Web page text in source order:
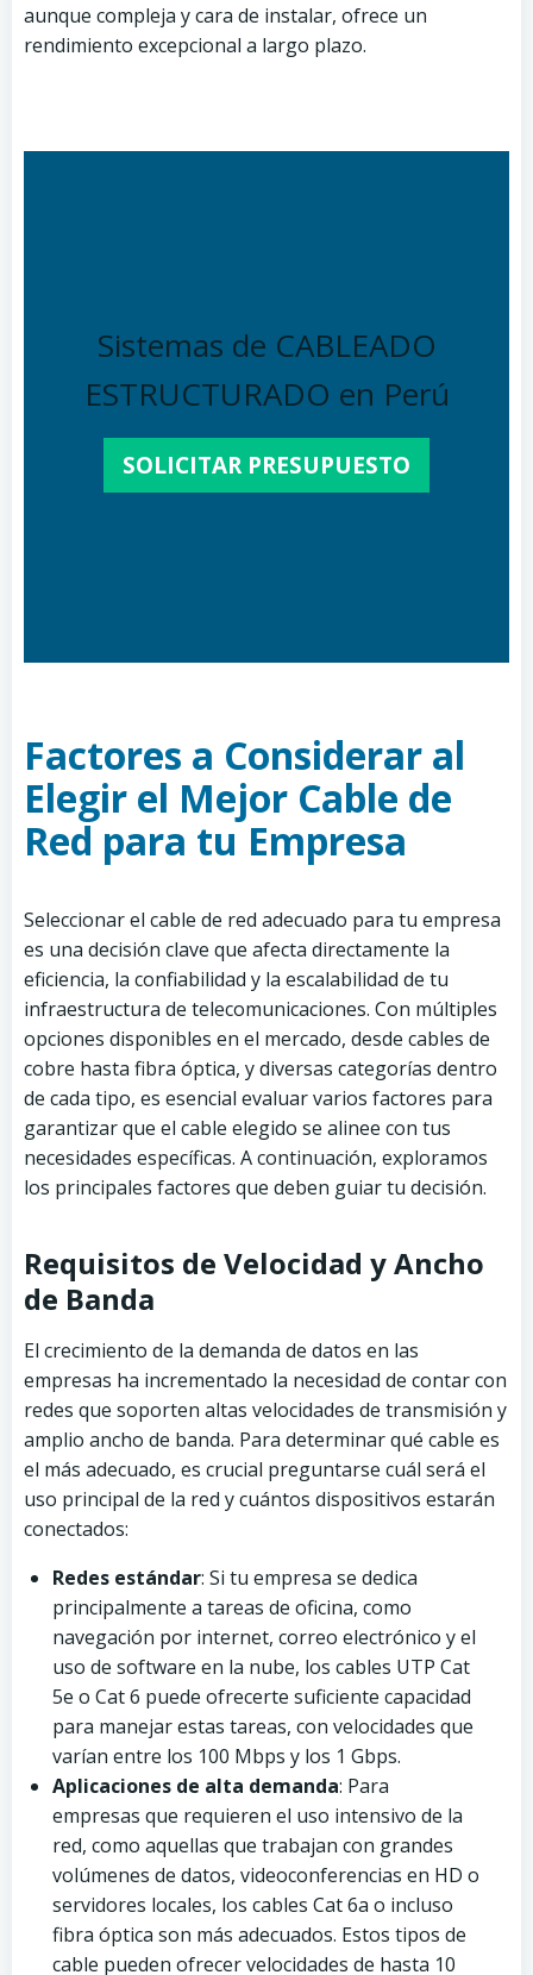
aunque compleja y cara de instalar, ofrece un
rendimiento excepcional a largo plazo.
Sistemas de CABLEADO
ESTRUCTURADO en Perú
SOLICITAR PRESUPUESTO
Factores a Considerar al
Elegir el Mejor Cable de
Red para tu Empresa
Seleccionar el cable de red adecuado para tu empresa
es una decisión clave que afecta directamente la
eficiencia, la confiabilidad y la escalabilidad de tu
infraestructura de telecomunicaciones. Con múltiples
opciones disponibles en el mercado, desde cables de
cobre hasta fibra óptica, y diversas categorías dentro
de cada tipo, es esencial evaluar varios factores para
garantizar que el cable elegido se alinee con tus
necesidades específicas. A continuación, exploramos
los principales factores que deben guiar tu decisión.
Requisitos de Velocidad y Ancho
de Banda
El crecimiento de la demanda de datos en las
empresas ha incrementado la necesidad de contar con
redes que soporten altas velocidades de transmisión y
amplio ancho de banda. Para determinar qué cable es
el más adecuado, es crucial preguntarse cuál será el
uso principal de la red y cuántos dispositivos estarán
conectados:
Redes estándar: Si tu empresa se dedica
principalmente a tareas de oficina, como
navegación por internet, correo electrónico y el
uso de software en la nube, los cables UTP Cat
5e o Cat 6 puede ofrecerte suficiente capacidad
para manejar estas tareas, con velocidades que
varían entre los 100 Mbps y los 1 Gbps.
Aplicaciones de alta demanda: Para
empresas que requieren el uso intensivo de la
red, como aquellas que trabajan con grandes
volúmenes de datos, videoconferencias en HD o
servidores locales, los cables Cat 6a o incluso
fibra óptica son más adecuados. Estos tipos de
cable pueden ofrecer velocidades de hasta 10